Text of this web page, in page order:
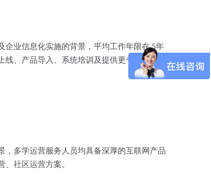
企业信息化实施的背景，平均工作年限在 5年
、产品导入、系统培训及提供更专业的持续
，多学运营服务人员均具备深厚的互联网产品
社区运营方案。